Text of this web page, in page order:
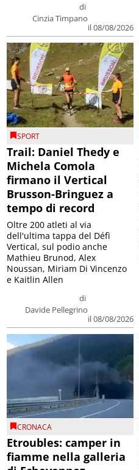
di
Cinzia Timpano
il 08/08/2026
SPORT
Trail: Daniel Thedy e
Michela Comola
firmano il Vertical
Brusson-Bringuez a
tempo di record
di
Davide Pellegrino
il 08/08/2026
Oltre 200 atleti al via
dell'ultima tappa del Défì
Vertical, sul podio anche
Mathieu Brunod, Alex
Noussan, Miriam Di Vincenzo
e Kaitlin Allen
CRONACA
Etroubles: camper in
fiamme nella galleria